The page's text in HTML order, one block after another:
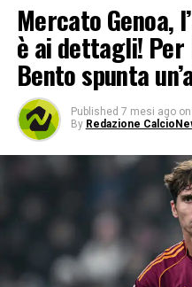
Mercato Genoa,
è ai dettagli!
Bento spunta
Published 7 mesi ago on
By Redazione